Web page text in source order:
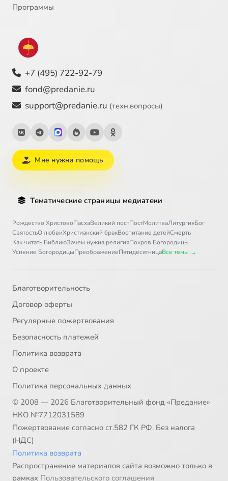
Программы
+7 (495) 722-92-79
fond@predanie.ru
support@predanie.ru (техн.вопросы)
Мне нужна помощь
Тематические страницы медиатеки
Рождество ХристовоПасхаВеликий постПостМолитваЛитургияБог
СвятостьО любвиХристианский бракВоспитание детейСмерть
Как читать БиблиюЗачем нужна религияПокров Богородицы
Успение БогородицыПреображениеПятидесятницаВсе темы →
Благотворительность
Договор оферты
Регулярные пожертвования
Безопасность платежей
Политика возврата
О проекте
Политика персональных данных
© 2008 — 2026 Благотворительный фонд «Предание»
НКО №7712031589
Пожертвование согласно ст.582 ГК РФ. Без налога
(НДС)
Политика возврата
Распространение материалов сайта возможно только в
рамках Пользовательского соглашения